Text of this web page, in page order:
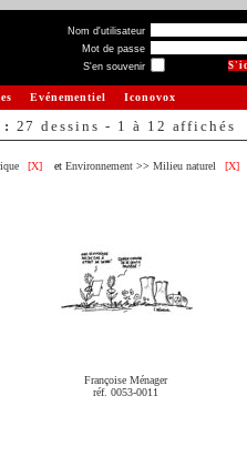
Nom d'utilisateur
Mot de passe
S'en souvenir
Evénementiel Iconovox
: 27 dessins - 1 à 12 affichés
[X] et Environnement >> Milieu naturel
[X]
Françoise Ménager
réf. 0053-0011